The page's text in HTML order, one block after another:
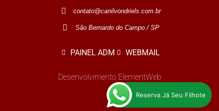
contato@canilvondriels.com.br
São Bernardo do Campo / SP
PAINEL ADM WEBMAIL
Desenvolvimento ElementWeb
Reserva Já Seu Filhote